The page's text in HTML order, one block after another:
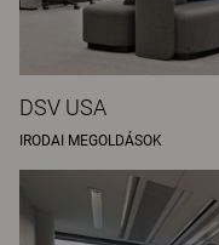
DSV USA
IRODAI MEGOLDÁSOK